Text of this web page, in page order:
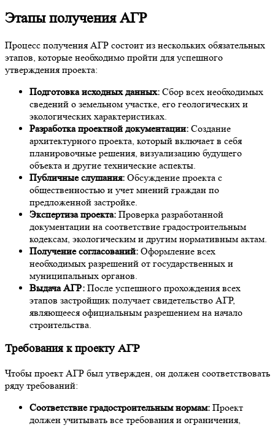
Этапы получения АГР
Процесс получения АГР состоит из нескольких обязательных
этапов, которые необходимо пройти для успешного
утверждения проекта:
Подготовка исходных данных: Сбор всех необходимых
сведений о земельном участке, его геологических и
экологических характеристиках.
Разработка проектной документации: Создание
архитектурного проекта, который включает в себя
планировочные решения, визуализацию будущего
объекта и другие технические аспекты.
Публичные слушания: Обсуждение проекта с
общественностью и учет мнений граждан по
предложенной застройке.
Экспертиза проекта: Проверка разработанной
документации на соответствие градостроительным
кодексам, экологическим и другим нормативным актам.
Получение согласований: Оформление всех
необходимых разрешений от государственных и
муниципальных органов.
Выдача АГР: После успешного прохождения всех
этапов застройщик получает свидетельство АГР,
являющееся официальным разрешением на начало
строительства.
Требования к проекту АГР
Чтобы проект АГР был утвержден, он должен соответствовать
ряду требований:
Соответствие градостроительным нормам: Проект
должен учитывать все требования и ограничения,